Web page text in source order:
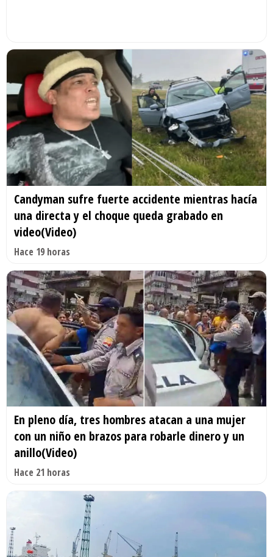
Candyman sufre fuerte accidente mientras hacía
una directa y el choque queda grabado en
video(Video)
Hace 19 horas
En pleno día, tres hombres atacan a una mujer
con un niño en brazos para robarle dinero y un
anillo(Video)
Hace 21 horas